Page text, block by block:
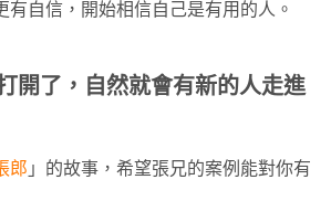
有自信，開始相信自己是有用的人。
開了，自然就會有新的人走進
郎 」的故事，希望張兄的案例能對你有